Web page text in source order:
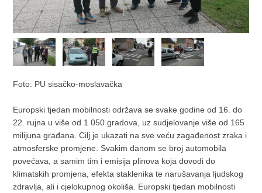
Foto: PU sisačko-moslavačka
Europski tjedan mobilnosti održava se svake godine od 16. do
22. rujna u više od 1 050 gradova, uz sudjelovanje više od 165
milijuna građana. Cilj je ukazati na sve veću zagađenost zraka i
atmosferske promjene. Svakim danom se broj automobila
povećava, a samim tim i emisija plinova koja dovodi do
klimatskih promjena, efekta staklenika te narušavanja ljudskog
zdravlja, ali i cjelokupnog okoliša. Europski tjedan mobilnosti